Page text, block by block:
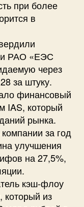
при более
в
РАО «ЕЭС
через
за штуку.
финансовый
IAS, который
рынка.
за год
улучшения
на 27,5%,
кэш-флоу
который из